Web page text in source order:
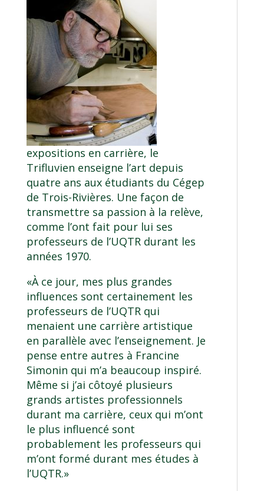
expositions en carrière, le
Trifluvien enseigne l’art depuis
quatre ans aux étudiants du Cégep
de Trois-Rivières. Une façon de
transmettre sa passion à la relève,
comme l’ont fait pour lui ses
professeurs de l’UQTR durant les
années 1970.
«À ce jour, mes plus grandes
influences sont certainement les
professeurs de l’UQTR qui
menaient une carrière artistique
en parallèle avec l’enseignement. Je
pense entre autres à Francine
Simonin qui m’a beaucoup inspiré.
Même si j’ai côtoyé plusieurs
grands artistes professionnels
durant ma carrière, ceux qui m’ont
le plus influencé sont
probablement les professeurs qui
m’ont formé durant mes études à
l’UQTR.»